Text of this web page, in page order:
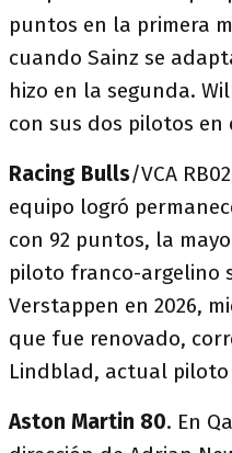
puntos en la primera
cuando Sainz se
hizo en la segunda.
con sus dos pilotos en
Racing Bulls/VCA
equipo logró
con 92 puntos, la
piloto franco-argelino
Verstappen en 2026,
que fue renovado,
Lindblad, actual piloto
Aston Martin 80. En